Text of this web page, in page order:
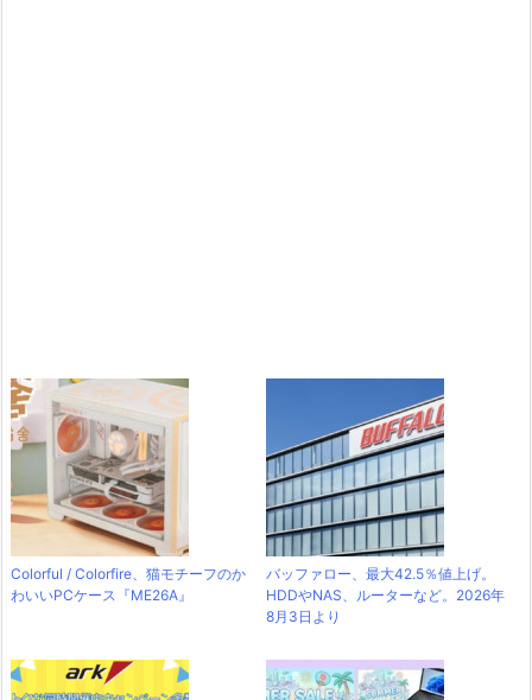
Colorful / Colorfire、猫モチーフのか
わいいPCケース『ME26A』
バッファロー、最大42.5％値上げ。
HDDやNAS、ルーターなど。2026年
8月3日より